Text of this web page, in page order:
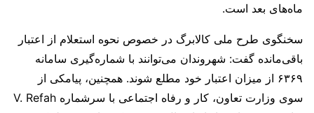
ماه‌های بعد است.
سخنگوی طرح ملی کالابرگ در خصوص نحوه استعلام از اعتبار
باقی‌مانده گفت: شهروندان می‌توانند با شماره‌گیری سامانه
۶۳۶۹ از میزان اعتبار خود مطلع شوند. همچنین، پیامکی از
سوی وزارت تعاون، کار و رفاه اجتماعی با سرشماره V. Refah